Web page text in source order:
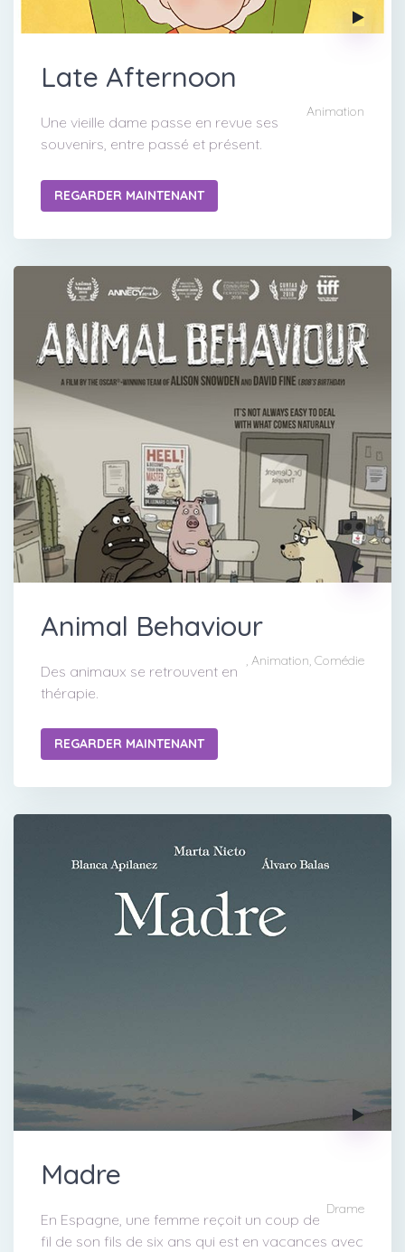
Late Afternoon
Animation
Une vieille dame passe en revue ses
souvenirs, entre passé et présent.
REGARDER MAINTENANT
Animal Behaviour
, Animation, Comédie
Des animaux se retrouvent en
thérapie.
REGARDER MAINTENANT
Madre
Drame
En Espagne, une femme reçoit un coup de
fil de son fils de six ans qui est en vacances avec